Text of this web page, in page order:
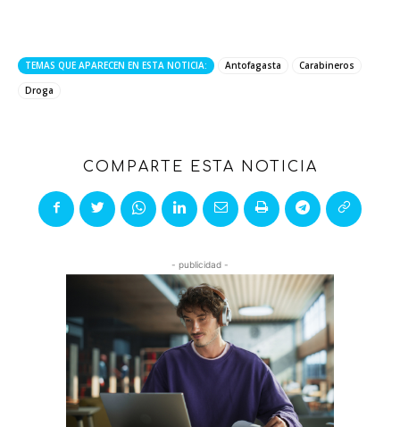
TEMAS QUE APARECEN EN ESTA NOTICIA: Antofagasta
Carabineros
Droga
COMPARTE ESTA NOTICIA
- publicidad -